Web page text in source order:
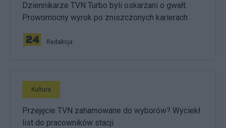
Dziennikarze TVN Turbo byli oskarżani o gwałt.
Prowomocny wyrok po zniszczonych karierach
Redakcja
Kultura
Przejęcie TVN zahamowane do wyborów? Wyciekł
list do pracowników stacji